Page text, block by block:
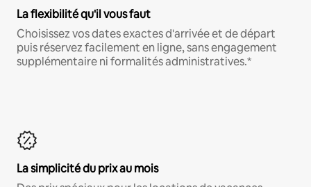
La flexibilité qu'il vous faut
Choisissez vos dates exactes d'arrivée et de départ
puis réservez facilement en ligne, sans engagement
supplémentaire ni formalités administratives.*
La simplicité du prix au mois